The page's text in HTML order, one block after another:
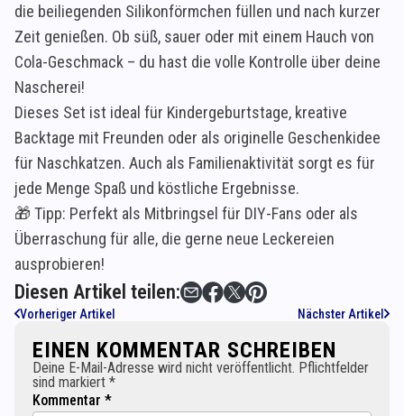
die beiliegenden Silikonförmchen füllen und nach kurzer
Zeit genießen. Ob süß, sauer oder mit einem Hauch von
Cola-Geschmack – du hast die volle Kontrolle über deine
Nascherei!
Dieses Set ist ideal für Kindergeburtstage, kreative
Backtage mit Freunden oder als originelle Geschenkidee
für Naschkatzen. Auch als Familienaktivität sorgt es für
jede Menge Spaß und köstliche Ergebnisse.
🎁 Tipp: Perfekt als Mitbringsel für DIY-Fans oder als
Überraschung für alle, die gerne neue Leckereien
ausprobieren!
Diesen Artikel teilen:
Vorheriger Artikel Nächster Artikel
EINEN KOMMENTAR SCHREIBEN
Deine E-Mail-Adresse wird nicht veröffentlicht. Pflichtfelder
sind markiert *
Kommentar *